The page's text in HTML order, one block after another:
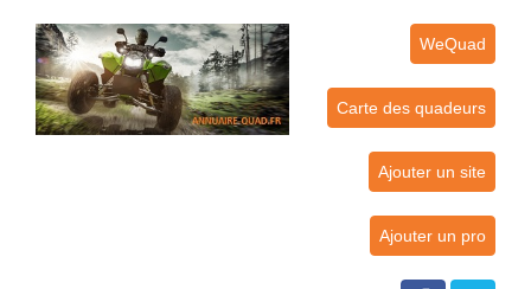
WeQuad
Carte des quadeurs
Ajouter un site
Ajouter un pro